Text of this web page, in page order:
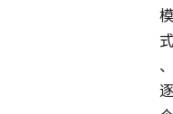
模
式
、
逐